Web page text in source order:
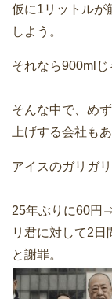
仮に1リットルが
しよう。
それなら900mlじ
そんな中で、め
上げする会社もあ
アイスのガリガ
25年ぶりに60円
リ君に対して2
と謝罪。